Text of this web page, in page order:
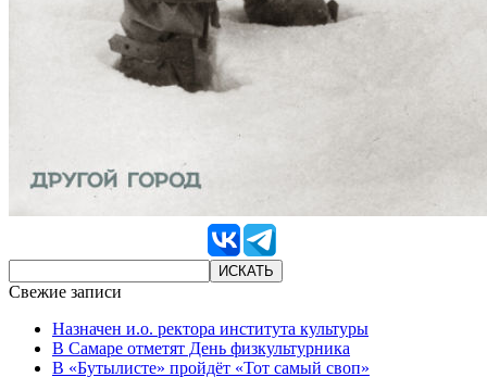
Свежие записи
Назначен и.о. ректора института культуры
В Самаре отметят День физкультурника
В «Бутылисте» пройдёт «Тот самый своп»